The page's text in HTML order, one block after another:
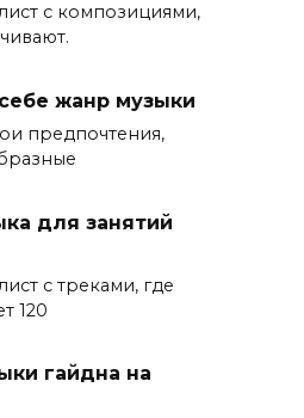
с композициями,
жанр музыки
предпочтения,
для занятий
с треками, где
120
гайдна на